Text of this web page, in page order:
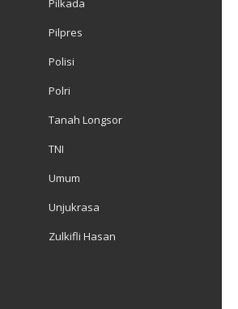
Pilpres
Polisi
Polri
Tanah Longsor
TNI
Umum
Unjukrasa
Zulkifli Hasan